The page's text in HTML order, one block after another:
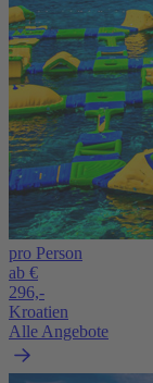
pro Person
ab €
296,-
Kroatien
Alle Angebote